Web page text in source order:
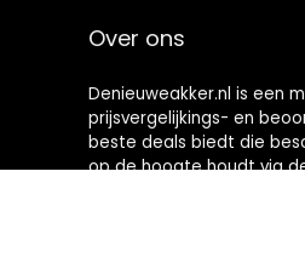
Over ons
Denieuweakker.nl is een
prijsvergelijkings- en
beste deals biedt die
op de hoogte houdt via